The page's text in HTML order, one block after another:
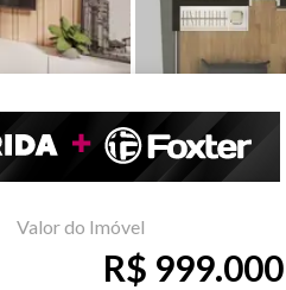
Valor do Imóvel
R$ 999.000